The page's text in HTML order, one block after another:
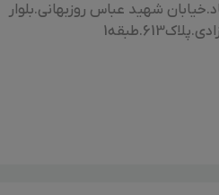
شهید عباس روزبهانی.بلوار